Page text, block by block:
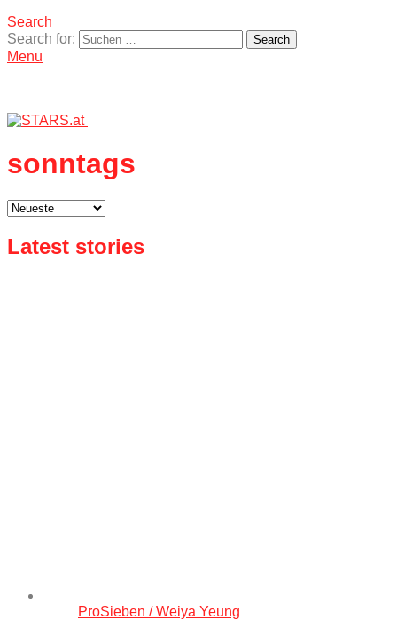
Search
Search for:
Search
Menu
sonntags
Latest stories
ProSieben / Weiya Yeung